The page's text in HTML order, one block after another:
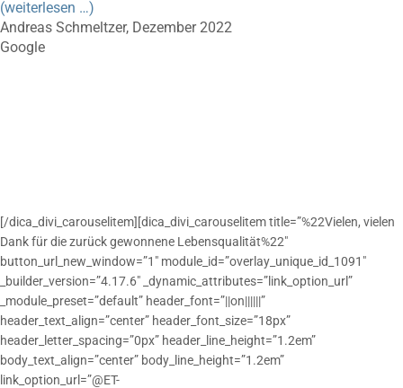
(weiterlesen …)
Andreas Schmeltzer, Dezember 2022
Google
[/dica_divi_carouselitem][dica_divi_carouselitem title=”%22Vielen, vielen
Dank für die zurück gewonnene Lebensqualität%22″
button_url_new_window=”1″ module_id=”overlay_unique_id_1091″
_builder_version=”4.17.6″ _dynamic_attributes=”link_option_url”
_module_preset=”default” header_font=”||on||||||”
header_text_align=”center” header_font_size=”18px”
header_letter_spacing=”0px” header_line_height=”1.2em”
body_text_align=”center” body_line_height=”1.2em”
link_option_url=”@ET-